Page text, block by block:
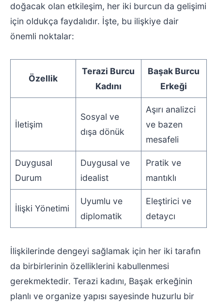
doğacak olan etkileşim, her iki burcun da gelişimi
için oldukça faydalıdır. İşte, bu ilişkiye dair
önemli noktalar:
Özellik
Terazi Burcu
Kadını
Başak Burcu
Erkeği
İletişim
Sosyal ve
dışa dönük
Aşırı analizci
ve bazen
mesafeli
Duygusal
Durum
Duygusal ve
idealist
Pratik ve
mantıklı
İlişki Yönetimi
Uyumlu ve
diplomatik
Eleştirici ve
detaycı
İlişkilerinde dengeyi sağlamak için her iki tarafın
da birbirlerinin özelliklerini kabullenmesi
gerekmektedir. Terazi kadını, Başak erkeğinin
planlı ve organize yapısı sayesinde huzurlu bir